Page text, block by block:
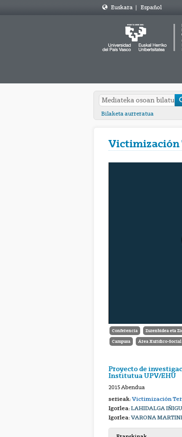
Euskara | Español
Bilaketa aurreratua
Victimización
Conferencia Zuzenbidea eta
Campusa Área Xurídico-Social
Proyecto de
Institutua UPV/EHU
2015 Abendua
serieak:Victimización
Igorlea:LAHIDALGA
Igorlea:VARONA